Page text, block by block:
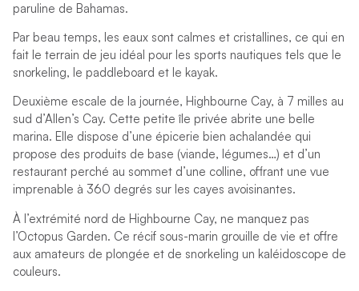
paruline de Bahamas.
Par beau temps, les eaux sont calmes et cristallines, ce qui en
fait le terrain de jeu idéal pour les sports nautiques tels que le
snorkeling, le paddleboard et le kayak.
Deuxième escale de la journée, Highbourne Cay, à 7 milles au
sud d’Allen’s Cay. Cette petite île privée abrite une belle
marina. Elle dispose d’une épicerie bien achalandée qui
propose des produits de base (viande, légumes…) et d’un
restaurant perché au sommet d’une colline, offrant une vue
imprenable à 360 degrés sur les cayes avoisinantes.
À l’extrémité nord de Highbourne Cay, ne manquez pas
l’Octopus Garden. Ce récif sous-marin grouille de vie et offre
aux amateurs de plongée et de snorkeling un kaléidoscope de
couleurs.